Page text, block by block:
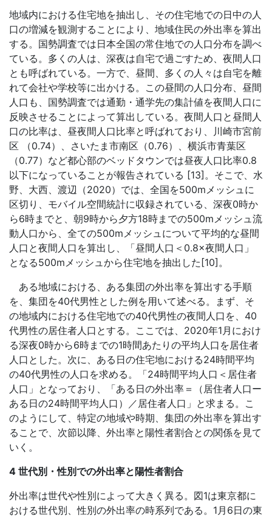
地域内における住宅地を抽出し、その住宅地での日中の人
口の増減を観測することにより、地域住民の外出率を算出
する。国勢調査では日本全国の常住地での人口分布を調べ
ている。多くの人は、深夜は自宅で過ごすため、夜間人口
とも呼ばれている。一方で、昼間、多くの人々は自宅を離
れて会社や学校等に出かける。この昼間の人口分布、昼間
人口も、国勢調査では通勤・通学先の集計値を夜間人口に
反映させることによって算出している。夜間人口と昼間人
口の比率は、昼夜間人口比率と呼ばれており、川崎市宮前
区 （0.74）、さいたま市南区（0.76）、横浜市青葉区
（0.77）など都心部のベッドタウンでは昼夜人口比率0.8
以下になっていることが報告されている [13]。そこで、水
野、大西、渡辺（2020）では、全国を500mメッシュに
区切り、モバイル空間統計に収録されている、深夜0時か
ら6時までと、朝9時から夕方18時までの500mメッシュ流
動人口から、全ての500mメッシュについて平均的な昼間
人口と夜間人口を算出し、「昼間人口＜0.8×夜間人口」
となる500mメッシュから住宅地を抽出した[10]。
ある地域における、ある集団の外出率を算出する手順
を、集団を40代男性とした例を用いて述べる。まず、そ
の地域内における住宅地での40代男性の夜間人口を、40
代男性の居住者人口とする。ここでは、2020年1月におけ
る深夜0時から6時までの1時間あたりの平均人口を居住者
人口とした。次に、ある日の住宅地における24時間平均
の40代男性の人口を求める。「24時間平均人口＜居住者
人口」となっており、「ある日の外出率＝（居住者人口ー
ある日の24時間平均人口）／居住者人口」と求まる。こ
のようにして、特定の地域や時期、集団の外出率を算出す
ることで、次節以降、外出率と陽性者割合との関係を見て
いく。
4 世代別・性別での外出率と陽性者割合
外出率は世代や性別によって大きく異る。図1は東京都に
おける世代別、性別の外出率の時系列である。1月6日の東